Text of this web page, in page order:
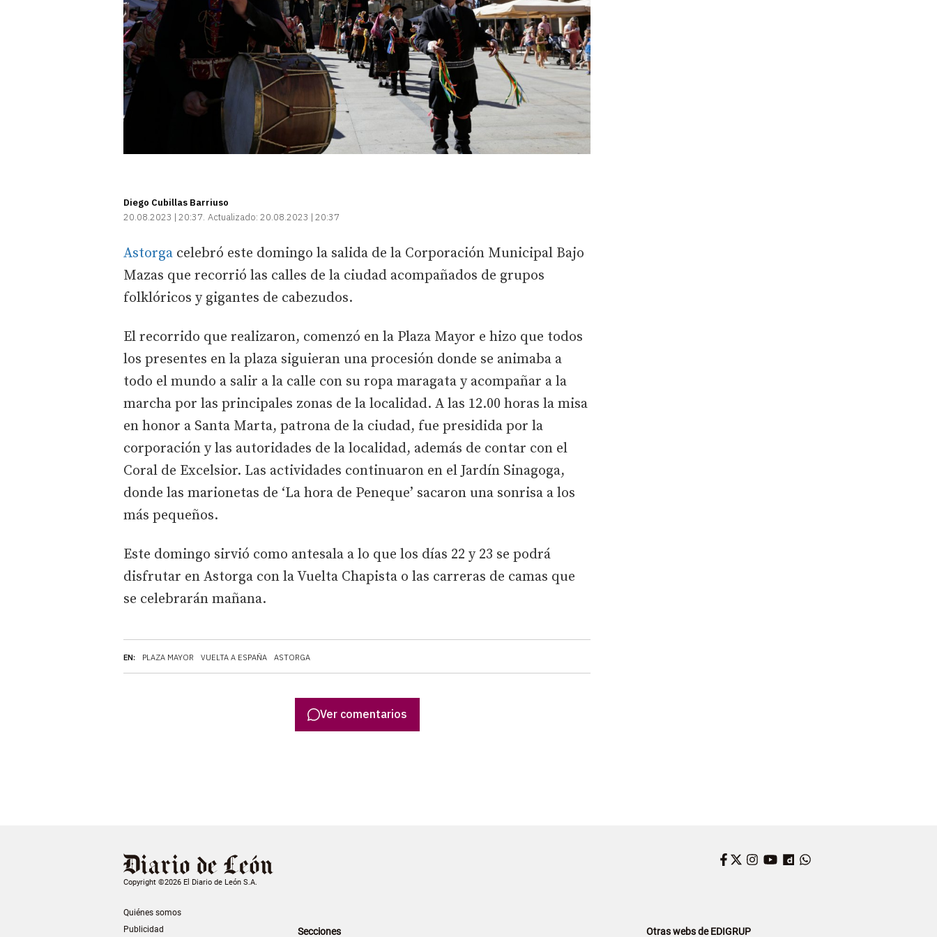
Diego Cubillas Barriuso
20.08.2023 | 20:37 Actualizado: 20.08.2023 | 20:37
EN: PLAZA MAYOR VUELTA A ESPAÑA ASTORGA
Astorga celebró este domingo la salida de la Corporación Municipal Bajo
Mazas que recorrió las calles de la ciudad acompañados de grupos
folklóricos y gigantes de cabezudos.
El recorrido que realizaron, comenzó en la Plaza Mayor e hizo que todos
los presentes en la plaza siguieran una procesión donde se animaba a
todo el mundo a salir a la calle con su ropa maragata y acompañar a la
marcha por las principales zonas de la localidad. A las 12.00 horas la misa
en honor a Santa Marta, patrona de la ciudad, fue presidida por la
corporación y las autoridades de la localidad, además de contar con el
Coral de Excelsior. Las actividades continuaron en el Jardín Sinagoga,
donde las marionetas de ‘La hora de Peneque’ sacaron una sonrisa a los
más pequeños.
Este domingo sirvió como antesala a lo que los días 22 y 23 se podrá
disfrutar en Astorga con la Vuelta Chapista o las carreras de camas que
se celebrarán mañana.
Ver comentarios
Copyright ©2026 El Diario de León S.A.
Quiénes somos
Publicidad
Facebook
Twitter
Instagram
YouTube
Dailymotion
Secciones Otras webs de EDIGRUP